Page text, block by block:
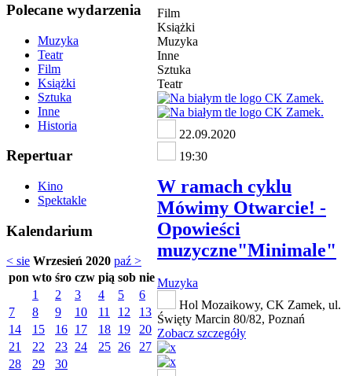
Polecane wydarzenia
Muzyka
Teatr
Film
Książki
Sztuka
Inne
Historia
Repertuar
Kino
Spektakle
Kalendarium
< sie Wrzesień 2020 paź >
pon wto śro czw pią sob nie
1
2 3 4 5
6
7
8 9 10 11 12
13
14
15 16 17 18 19
20
21
22 23 24 25 26
27
28
29 30
Film
Książki
Muzyka
Inne
Sztuka
Teatr
22.09.2020
19:30
W ramach cyklu
Mówimy Otwarcie! -
Opowieści
muzyczne"Minimale"
Muzyka
Hol Mozaikowy, CK Zamek, ul.
Święty Marcin 80/82, Poznań
Zobacz szczegóły